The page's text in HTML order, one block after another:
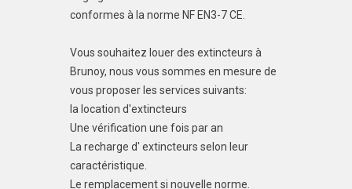
conformes à la norme NF EN3-7 CE.
Vous souhaitez louer des extincteurs à
Brunoy, nous vous sommes en mesure de
vous proposer les services suivants:
la location d'extincteurs
Une vérification une fois par an
La recharge d' extincteurs selon leur
caractéristique.
Le remplacement si nouvelle norme.